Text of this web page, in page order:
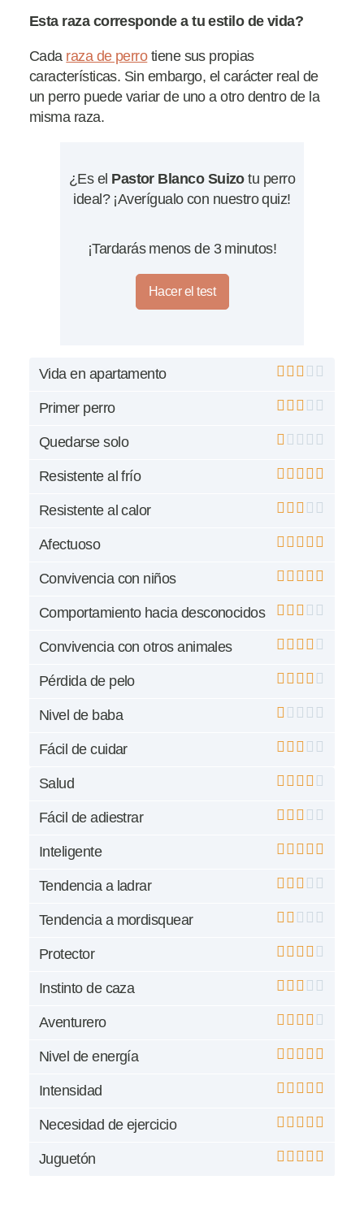
Esta raza corresponde a tu estilo de vida?
Cada raza de perrotiene sus propias
características. Sin embargo, el carácter real de
un perro puede variar de uno a otro dentro de la
misma raza.
¿Es el Pastor Blanco Suizotu perro
ideal? ¡Averígualo con nuestro quiz!
¡Tardarás menos de 3 minutos!
Hacer el test
Vida en apartamento
Primer perro
Quedarse solo
Resistente al frío
Resistente al calor
Afectuoso
Convivencia con niños
Comportamiento hacia desconocidos
Convivencia con otros animales
Pérdida de pelo
Nivel de baba
Fácil de cuidar
Salud
Fácil de adiestrar
Inteligente
Tendencia a ladrar
Tendencia a mordisquear
Protector
Instinto de caza
Aventurero
Nivel de energía
Intensidad
Necesidad de ejercicio
Juguetón